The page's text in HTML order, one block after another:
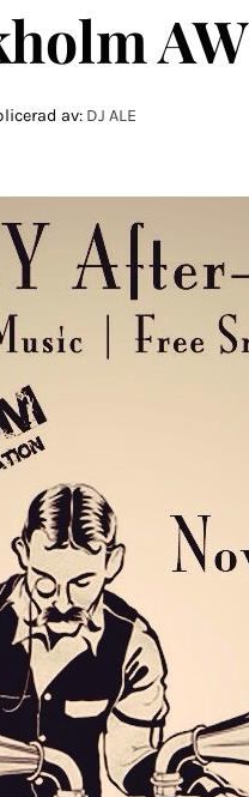
AW
av: DJ ALE